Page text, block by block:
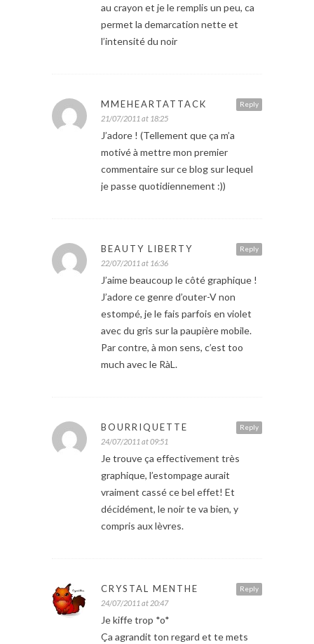
au crayon et je le remplis un peu, ca
permet la demarcation nette et
l’intensité du noir
Reply
MMEHEARTATTACK
21/07/2011 at 18:25
J’adore ! (Tellement que ça m’a
motivé à mettre mon premier
commentaire sur ce blog sur lequel
je passe quotidiennement :))
Reply
BEAUTY LIBERTY
22/07/2011 at 16:36
J’aime beaucoup le côté graphique !
J’adore ce genre d’outer-V non
estompé, je le fais parfois en violet
avec du gris sur la paupière mobile.
Par contre, à mon sens, c’est too
much avec le RàL.
Reply
BOURRIQUETTE
24/07/2011 at 09:51
Je trouve ça effectivement très
graphique, l’estompage aurait
vraiment cassé ce bel effet! Et
décidément, le noir te va bien, y
compris aux lèvres.
Reply
CRYSTAL MENTHE
24/07/2011 at 20:47
Je kiffe trop *o*
Ça agrandit ton regard et te mets